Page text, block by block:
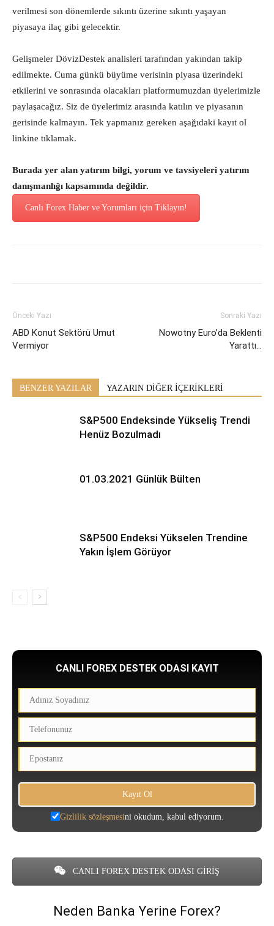
verilmesi son dönemlerde sıkıntı üzerine sıkıntı yaşayan
piyasaya ilaç gibi gelecektir.
Gelişmeler DövizDestek analisleri tarafından yakından takip
edilmekte. Cuma günkü büyüme verisinin piyasa üzerindeki
etkilerini ve sonrasında olacakları platformumuzdan üyelerimizle
paylaşacağız. Siz de üyelerimiz arasında katılın ve piyasanın
gerisinde kalmayın. Tek yapmanız gereken aşağıdaki kayıt ol
linkine tıklamak.
Burada yer alan yatırım bilgi, yorum ve tavsiyeleri yatırım
danışmanlığı kapsamında değildir.
Canlı Forex Haber ve Yorumları için Tıklayın!
Önceki Yazı
ABD Konut Sektörü Umut
Vermiyor
Sonraki Yazı
Nowotny Euro’da Beklenti
Yarattı…
BENZER YAZILAR YAZARIN DİĞER İÇERİKLERİ
S&P500 Endeksinde Yükseliş Trendi
Henüz Bozulmadı
01.03.2021 Günlük Bülten
S&P500 Endeksi Yükselen Trendine
Yakın İşlem Görüyor
CANLI FOREX DESTEK ODASI KAYIT
Gizlilik sözleşmesini okudum, kabul ediyorum.
CANLI FOREX DESTEK ODASI GİRİŞ
Neden Banka Yerine Forex?